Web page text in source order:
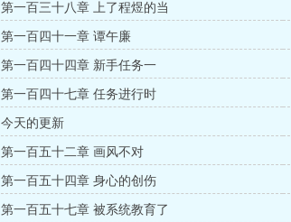
第一百三十八章 上了程煜的当
第一百四十一章 谭午廉
第一百四十四章 新手任务一
第一百四十七章 任务进行时
今天的更新
第一百五十二章 画风不对
第一百五十四章 身心的创伤
第一百五十七章 被系统教育了